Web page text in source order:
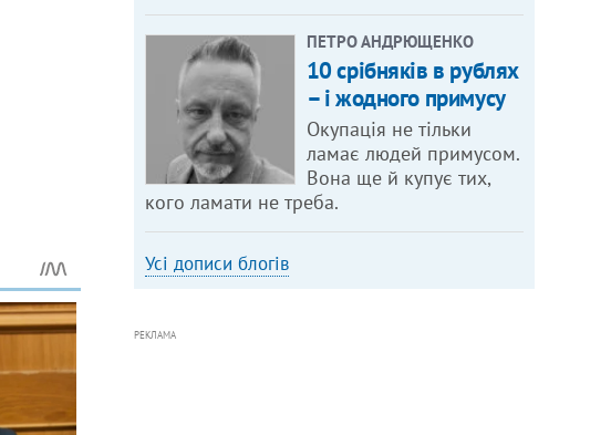
ПЕТРО АНДРЮЩЕНКО
10 срібняків в рублях
– і жодного примусу
Окупація не тільки
ламає людей примусом.
Вона ще й купує тих,
кого ламати не треба.
Усі дописи блогів
РЕКЛАМА